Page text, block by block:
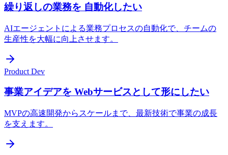
繰り返しの業務を 自動化したい
AIエージェントによる業務プロセスの自動化で、チームの
生産性を大幅に向上させます。
Product Dev
事業アイデアを Webサービスとして形にしたい
MVPの高速開発からスケールまで、最新技術で事業の成長
を支えます。